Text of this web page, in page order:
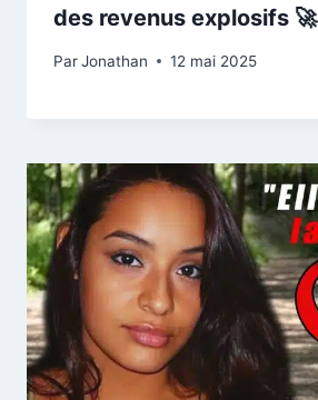
des revenus explosifs 🚀
ParJonathan 12 mai 2025